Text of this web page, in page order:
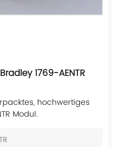
1769-AENTR
hochwertiges
Modul.